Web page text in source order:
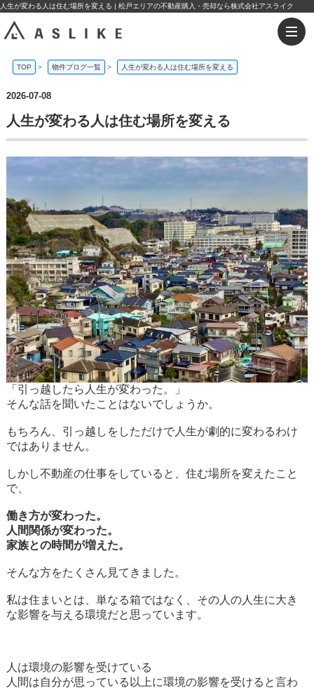
人生が変わる人は住む場所を変える | 松戸エリアの不動産購入・売却なら株式会社アスライク
TOP > 物件ブログ一覧 > 人生が変わる人は住む場所を変える
2026-07-08
人生が変わる人は住む場所を変える
「引っ越したら人生が変わった。」
そんな話を聞いたことはないでしょうか。
もちろん、引っ越しをしただけで人生が劇的に変わるわけ
ではありません。
しかし不動産の仕事をしていると、住む場所を変えたこと
で、
働き方が変わった。
人間関係が変わった。
家族との時間が増えた。
そんな方をたくさん見てきました。
私は住まいとは、単なる箱ではなく、その人の人生に大き
な影響を与える環境だと思っています。
人は環境の影響を受けている
人間は自分が思っている以上に環境の影響を受けると言わ